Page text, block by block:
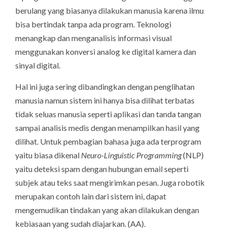
berulang yang biasanya dilakukan manusia karena ilmu
bisa bertindak tanpa ada program. Teknologi
menangkap dan menganalisis informasi visual
menggunakan konversi analog ke digital kamera dan
sinyal digital.
Hal ini juga sering dibandingkan dengan penglihatan
manusia namun sistem ini hanya bisa dilihat terbatas
tidak seluas manusia seperti aplikasi dan tanda tangan
sampai analisis medis dengan menampilkan hasil yang
dilihat. Untuk pembagian bahasa juga ada terprogram
yaitu biasa dikenal Neuro-Linguistic Programming(NLP)
yaitu deteksi spam dengan hubungan email seperti
subjek atau teks saat mengirimkan pesan. Juga robotik
merupakan contoh lain dari sistem ini, dapat
mengemudikan tindakan yang akan dilakukan dengan
kebiasaan yang sudah diajarkan. (AA).